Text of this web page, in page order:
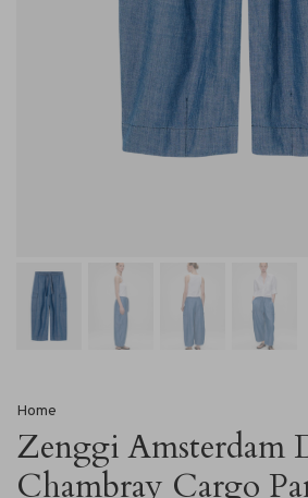
Home
Zenggi Amsterdam
Chambray Cargo